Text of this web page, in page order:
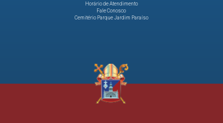
Horário de Atendimento
Fale Conosco
Cemitério Parque Jardim Paraíso